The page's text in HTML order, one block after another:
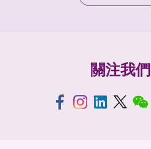
關注我們